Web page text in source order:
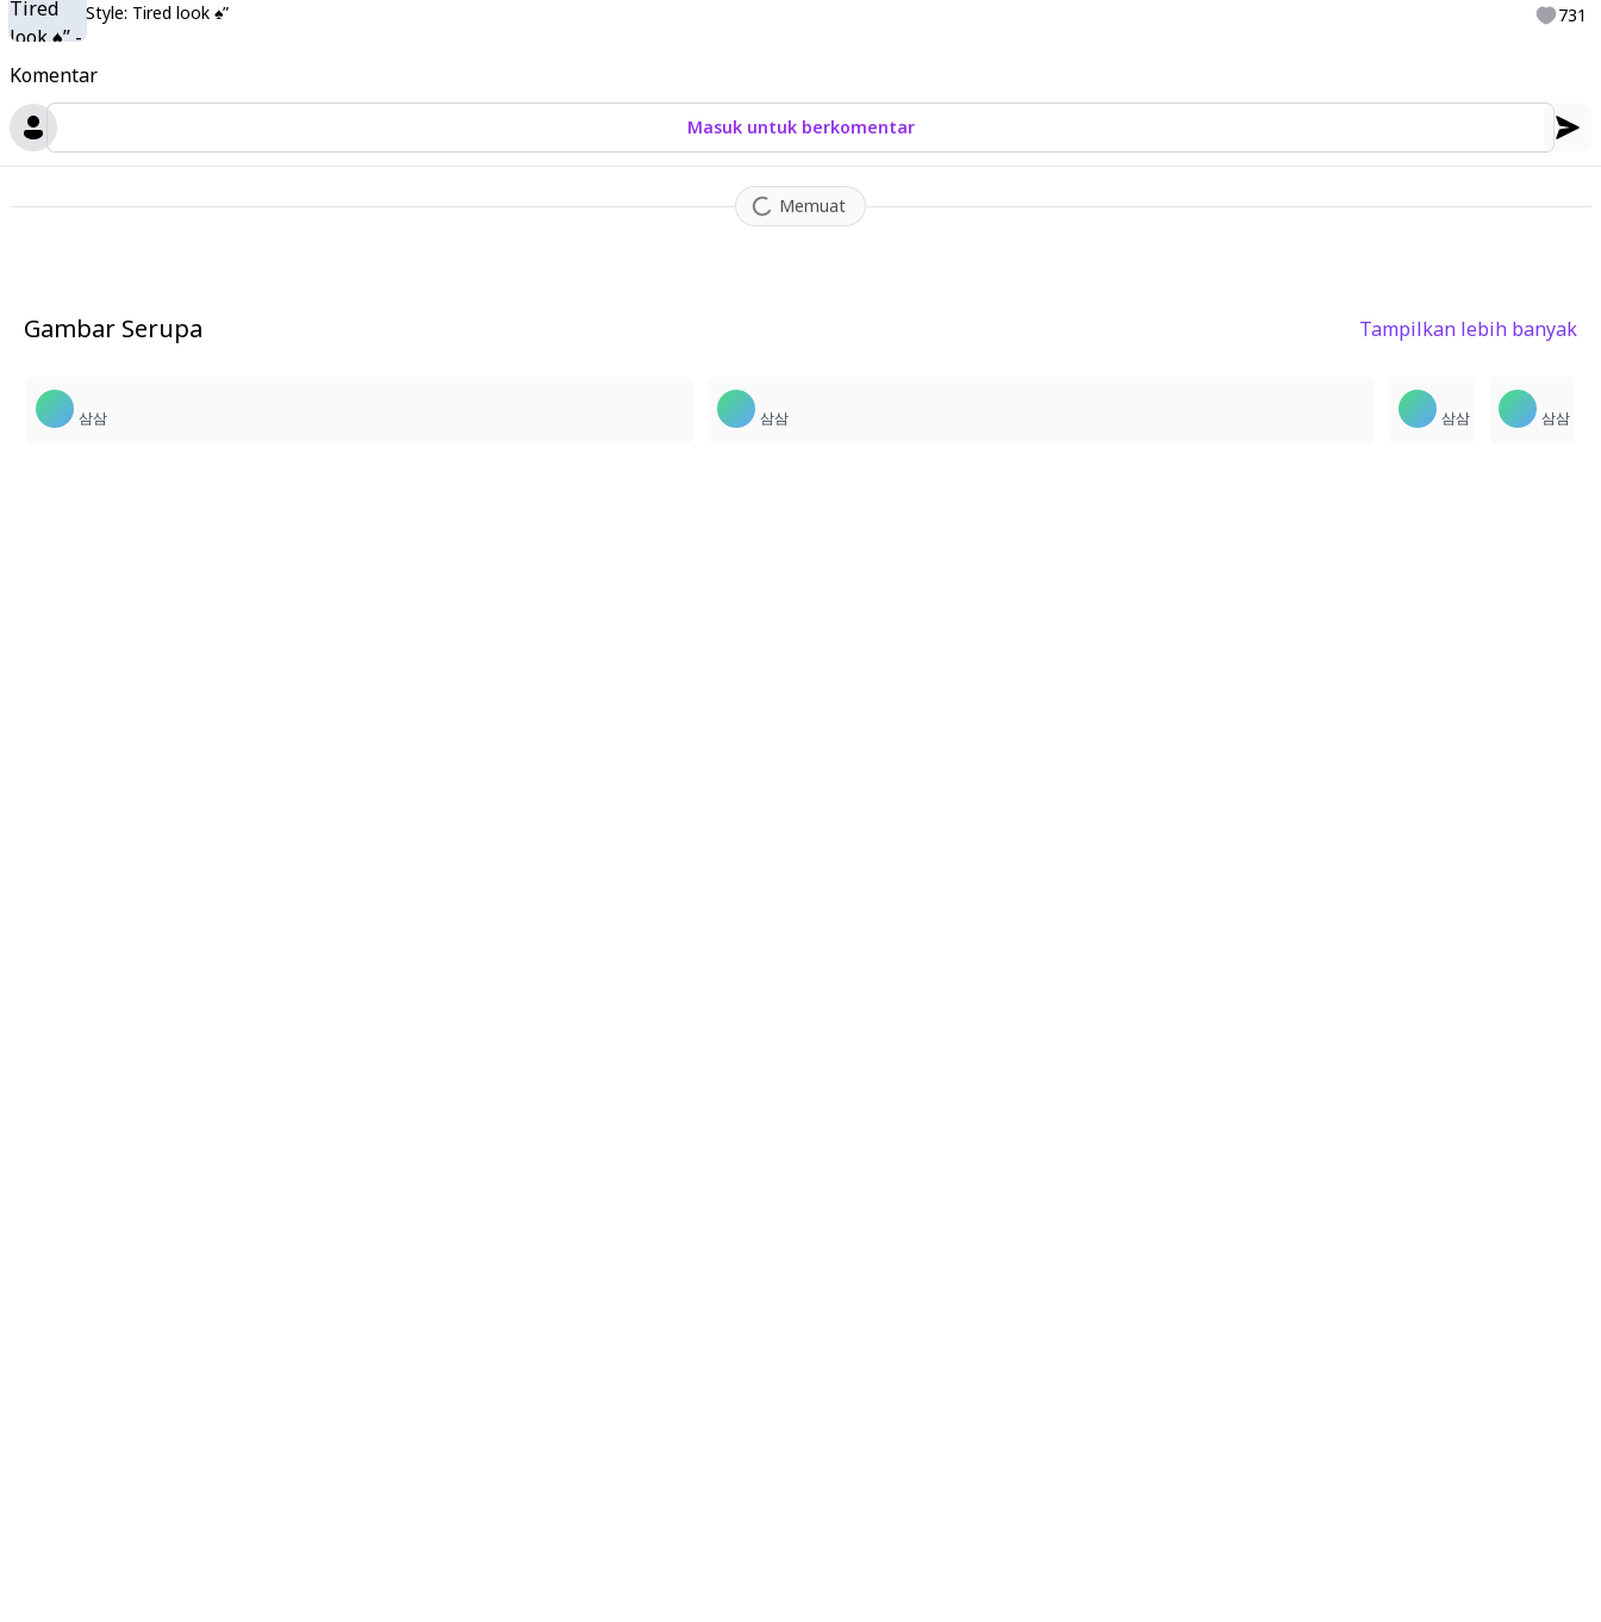
Komentar
Masuk untuk berkomentar
Memuat
Style: Tired look ♠️” 731
Gambar Serupa Tampilkan lebih banyak
삼삼 삼삼 삼삼 삼삼